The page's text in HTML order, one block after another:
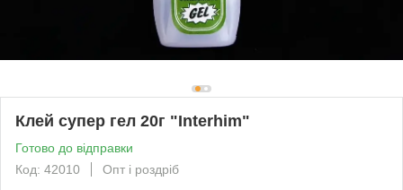
Клей супер гел 20г "Interhim"
Готово до відправки
Код: 42010
Опт і роздріб